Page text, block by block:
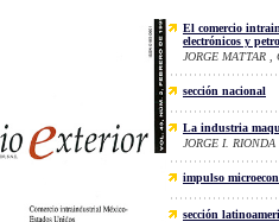
El comercio
electrónicos y
JORGE MATTAR
sección nacional
La industria
JORGE I. RIONDA
impulso
sección